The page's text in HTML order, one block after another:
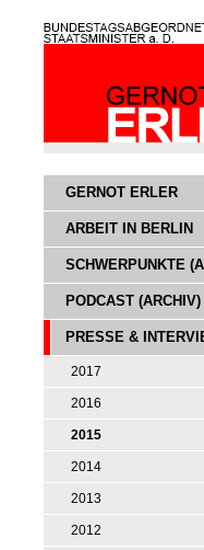
GERNOT ERLER
ARBEIT IN BERLIN
SCHWERPUNKTE
PODCAST (ARCHIV)
PRESSE &
2017
2016
2015
2014
2013
2012